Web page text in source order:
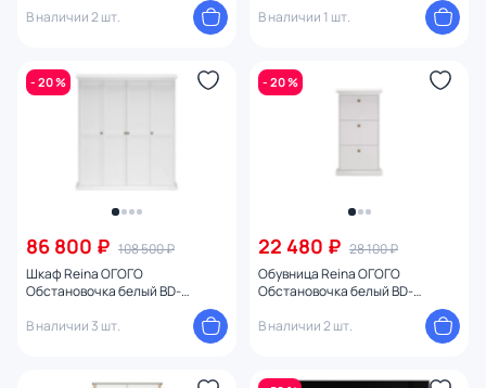
В наличии 2 шт.
В наличии 1 шт.
- 20 %
86 800 ₽ 108 500 ₽
Шкаф Reina ОГОГО
Обстановочка белый BD-
В наличии 3 шт.
- 20 %
22 480 ₽ 28 100 ₽
Обувница Reina ОГОГО
Обстановочка белый BD-
В наличии 2 шт.
Стиль
Размер